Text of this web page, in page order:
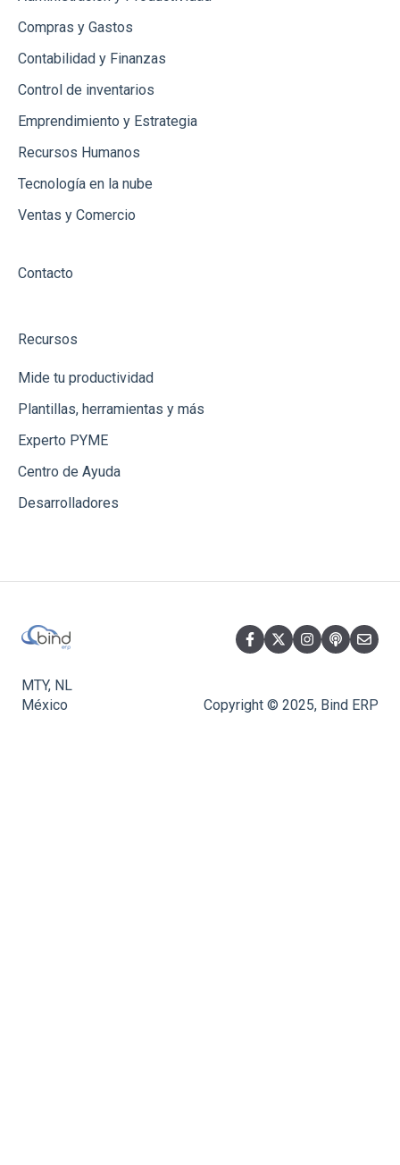
Productos
Clientes
Punto de Venta
Ingresos
Compras y Gastos
Contabilidad y Finanzas
Control de inventarios
Emprendimiento y Estrategia
Recursos Humanos
Tecnología en la nube
Ventas y Comercio
Contacto
Recursos
Mide tu productividad
Plantillas, herramientas y más
Experto PYME
Centro de Ayuda
Desarrolladores
MTY, NL
México
Copyright © 2025, Bind ERP